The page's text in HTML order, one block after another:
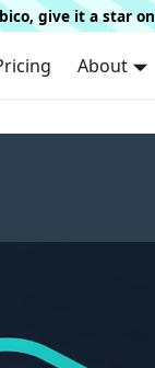
give it a star on
About